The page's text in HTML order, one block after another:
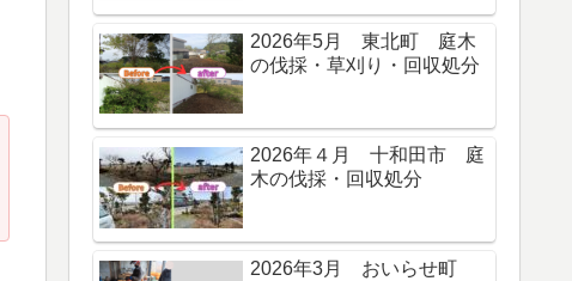
2026年5月 東北町 庭木
の伐採・草刈り・回収処分
2026年４月 十和田市 庭
木の伐採・回収処分
2026年3月 おいらせ町